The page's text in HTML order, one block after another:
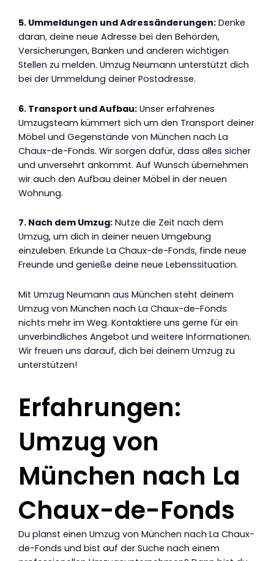
5. Ummeldungen und Adressänderungen: Denke
daran, deine neue Adresse bei den Behörden,
Versicherungen, Banken und anderen wichtigen
Stellen zu melden. Umzug Neumann unterstützt dich
bei der Ummeldung deiner Postadresse.
6. Transport und Aufbau: Unser erfahrenes
Umzugsteam kümmert sich um den Transport deiner
Möbel und Gegenstände von München nach La
Chaux-de-Fonds. Wir sorgen dafür, dass alles sicher
und unversehrt ankommt. Auf Wunsch übernehmen
wir auch den Aufbau deiner Möbel in der neuen
Wohnung.
7. Nach dem Umzug: Nutze die Zeit nach dem
Umzug, um dich in deiner neuen Umgebung
einzuleben. Erkunde La Chaux-de-Fonds, finde neue
Freunde und genieße deine neue Lebenssituation.
Mit Umzug Neumann aus München steht deinem
Umzug von München nach La Chaux-de-Fonds
nichts mehr im Weg. Kontaktiere uns gerne für ein
unverbindliches Angebot und weitere Informationen.
Wir freuen uns darauf, dich bei deinem Umzug zu
unterstützen!
Erfahrungen:
Umzug von
München nach La
Chaux-de-Fonds
Du planst einen Umzug von München nach La Chaux-
de-Fonds und bist auf der Suche nach einem